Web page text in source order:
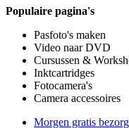
Populaire pagina's
Pasfoto's maken
Video naar DVD
Cursussen &
Inktcartridges
Fotocamera's
Camera accessoires
Morgen gratis